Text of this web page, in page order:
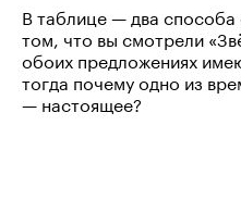
В таблице — два
том, что вы смотрели
обоих предложениях
тогда почему одно из
— настоящее?